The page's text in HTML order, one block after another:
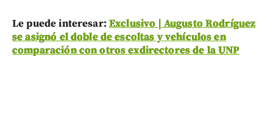
Le puede interesar: Exclusivo | Augusto Rodríguez
se asignó el doble de escoltas y vehículos en
comparación con otros exdirectores de la UNP